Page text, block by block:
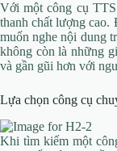
Với một công cụ
thanh chất lượng
muốn nghe nội dung
không còn là những
và gần gũi hơn với
Lựa chọn công cụ
Khi tìm kiếm một